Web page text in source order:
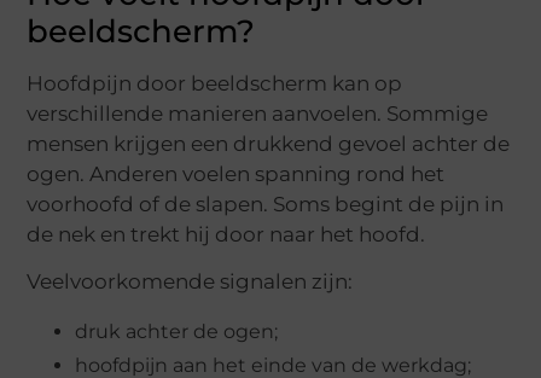
beeldscherm?
Hoofdpijn door beeldscherm kan op
verschillende manieren aanvoelen. Sommige
mensen krijgen een drukkend gevoel achter de
ogen. Anderen voelen spanning rond het
voorhoofd of de slapen. Soms begint de pijn in
de nek en trekt hij door naar het hoofd.
Veelvoorkomende signalen zijn:
druk achter de ogen;
hoofdpijn aan het einde van de werkdag;